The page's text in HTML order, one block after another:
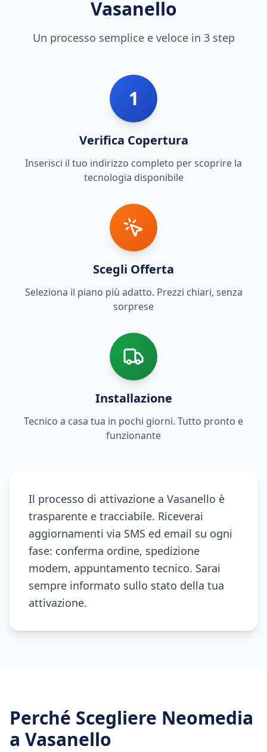
Vasanello
Un processo semplice e veloce in 3 step
1
Verifica Copertura
Inserisci il tuo indirizzo completo per scoprire la
tecnologia disponibile
Scegli Offerta
Seleziona il piano più adatto. Prezzi chiari, senza
sorprese
Installazione
Tecnico a casa tua in pochi giorni. Tutto pronto e
funzionante
Il processo di attivazione a Vasanello è
trasparente e tracciabile. Riceverai
aggiornamenti via SMS ed email su ogni
fase: conferma ordine, spedizione
modem, appuntamento tecnico. Sarai
sempre informato sullo stato della tua
attivazione.
Perché Scegliere Neomedia
a Vasanello